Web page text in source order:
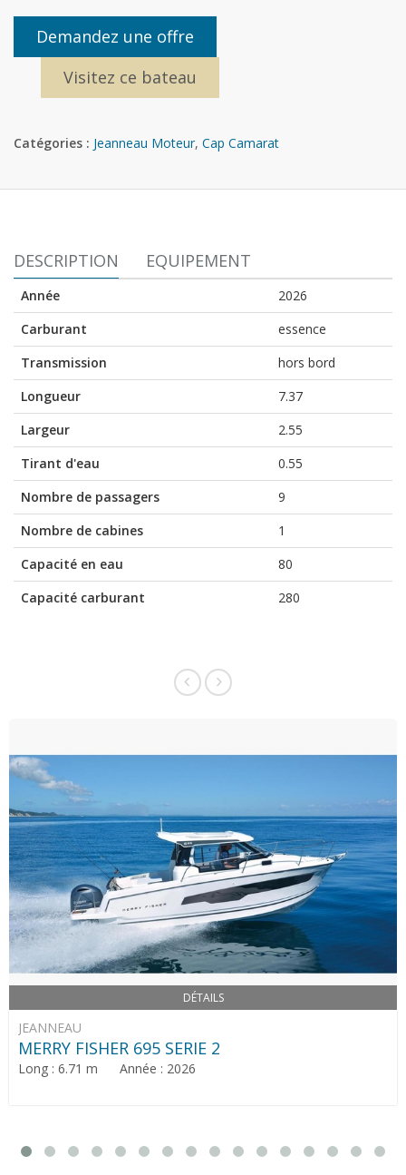
Demandez une offre
Visitez ce bateau
Catégories : Jeanneau Moteur, Cap Camarat
DESCRIPTION EQUIPEMENT
Année
2026
Carburant
essence
Transmission
hors bord
Longueur
7.37
Largeur
2.55
Tirant d'eau
0.55
Nombre de passagers
9
Nombre de cabines
1
Capacité en eau
80
Capacité carburant
280
DÉTAILS
JEANNEAU
MERRY FISHER 695 SERIE 2
Long : 6.71 m Année : 2026